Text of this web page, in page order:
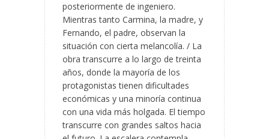
posteriormente de ingeniero.
Mientras tanto Carmina, la madre, y
Fernando, el padre, observan la
situación con cierta melancolía. / La
obra transcurre a lo largo de treinta
años, donde la mayoría de los
protagonistas tienen dificultades
económicas y una minoría continua
con una vida más holgada. El tiempo
transcurre con grandes saltos hacia